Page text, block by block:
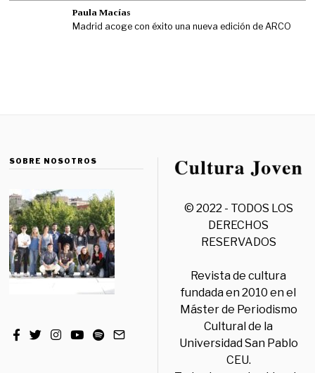
Paula Macías
Madrid acoge con éxito una nueva edición de ARCO
SOBRE NOSOTROS
© 2022 - TODOS LOS
DERECHOS
RESERVADOS
Revista de cultura
fundada en 2010 en el
Máster de Periodismo
Cultural de la
Universidad San Pablo
CEU.